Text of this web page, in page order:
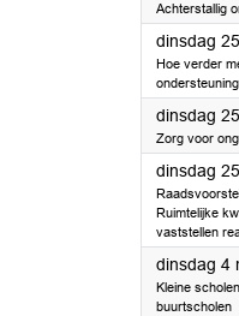
Achterstallig
dinsdag
Hoe verder
dinsdag
Zorg voor
dinsdag
Ruimtelijke
vaststellen
dinsdag 4
Kleine
buurtscholen